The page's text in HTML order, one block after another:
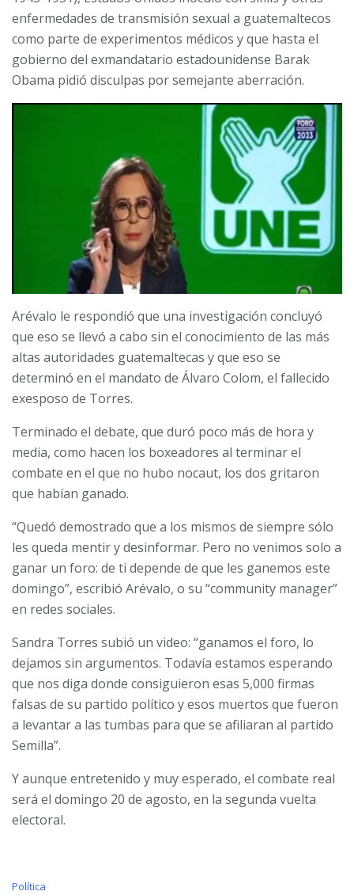
enfermedades de transmisión sexual a guatemaltecos
como parte de experimentos médicos y que hasta el
gobierno del exmandatario estadounidense Barak
Obama pidió disculpas por semejante aberración.
Arévalo le respondió que una investigación concluyó
que eso se llevó a cabo sin el conocimiento de las más
altas autoridades guatemaltecas y que eso se
determinó en el mandato de Álvaro Colom, el fallecido
exesposo de Torres.
Terminado el debate, que duró poco más de hora y
media, como hacen los boxeadores al terminar el
combate en el que no hubo nocaut, los dos gritaron
que habían ganado.
“Quedó demostrado que a los mismos de siempre sólo
les queda mentir y desinformar. Pero no venimos solo a
ganar un foro: de ti depende de que les ganemos este
domingo”, escribió Arévalo, o su “community manager”
en redes sociales.
Sandra Torres subió un video: “ganamos el foro, lo
dejamos sin argumentos. Todavía estamos esperando
que nos diga donde consiguieron esas 5,000 firmas
falsas de su partido político y esos muertos que fueron
a levantar a las tumbas para que se afiliaran al partido
Semilla”.
Y aunque entretenido y muy esperado, el combate real
será el domingo 20 de agosto, en la segunda vuelta
electoral.
C
Política